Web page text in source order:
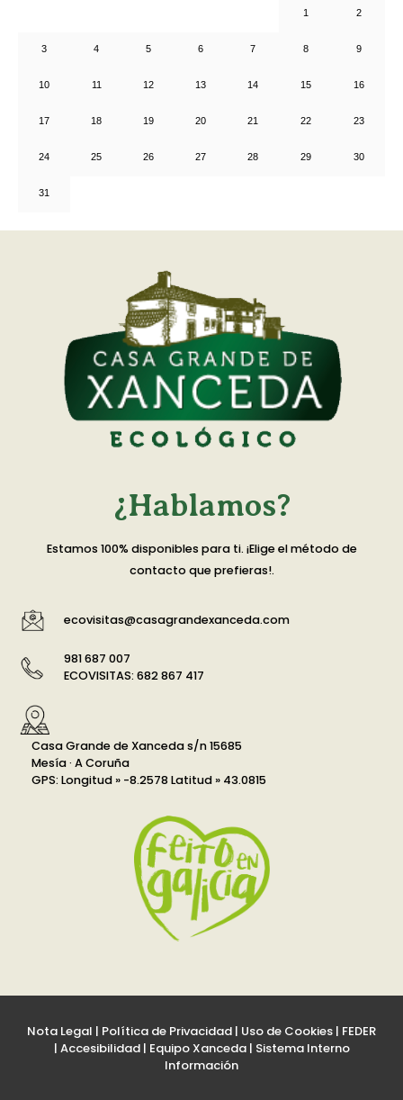
1 2
3 4 5 6 7 8 9
10 11 12 13 14 15 16
17 18 19 20 21 22 23
24 25 26 27 28 29 30
31
¿Hablamos?
Estamos 100% disponibles para ti. ¡Elige el método de
contacto que prefieras!.
ecovisitas@casagrandexanceda.com
981 687 007
ECOVISITAS: 682 867 417
Casa Grande de Xanceda s/n 15685
Mesía · A Coruña
GPS: Longitud » -8.2578 Latitud » 43.0815
Nota Legal | Política de Privacidad | Uso de Cookies | FEDER
| Accesibilidad| Equipo Xanceda | Sistema Interno
Información